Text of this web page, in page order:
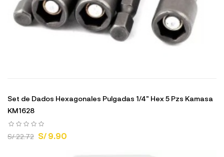
Set de Dados Hexagonales Pulgadas 1/4" Hex 5 Pzs Kamasa
KM1628
S/ 22.72 S/ 9.90